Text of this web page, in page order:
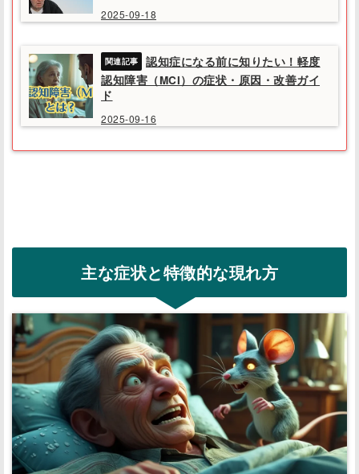
2025-09-18
認知症になる前に知りたい！軽度
認知障害（MCI）の症状・原因・改善ガイ
ド
2025-09-16
主な症状と特徴的な現れ方